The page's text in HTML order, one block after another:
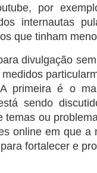
por
internautas
que tinham
divulgação
primeira é o
sendo
temas ou
online em que a
fortalecer e